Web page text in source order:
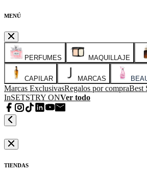
MENÚ
PERFUMES MAQUILLAJE
CAPILAR MARCAS
Marcas ExclusivasRegalos por compraBest
InSETSTRY ONVer todo
TIENDAS